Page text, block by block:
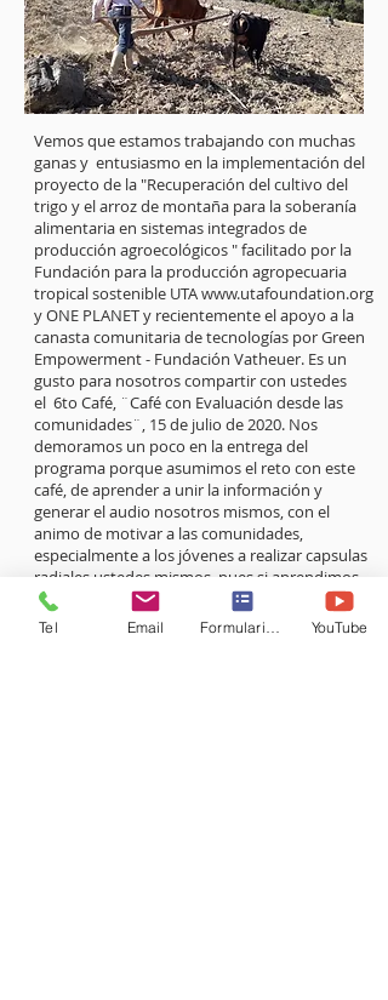
Vemos que estamos trabajando con muchas
ganas y entusiasmo en la implementación del
proyecto de la "Recuperación del cultivo del
trigo y el arroz de montaña para la soberanía
alimentaria en sistemas integrados de
producción agroecológicos " facilitado por la
Fundación para la producción agropecuaria
tropical sostenible UTAwww.utafoundation.org
y ONE PLANET y recientemente el apoyo a la
canasta comunitaria de tecnologías por Green
Empowerment - Fundación Vatheuer. Es un
gusto para nosotros compartir con ustedes
el 6to Café, ¨Café con Evaluación desde las
comunidades¨, 15 de julio de 2020. Nos
demoramos un poco en la entrega del
programa porque asumimos el reto con este
café, de aprender a unir la información y
generar el audio nosotros mismos, con el
animo de motivar a las comunidades,
especialmente a los jóvenes a realizar capsulas
radiales ustedes mismos, pues si aprendimos
nosotros, todas y todos podemos aprender.
Tel Email YouTube